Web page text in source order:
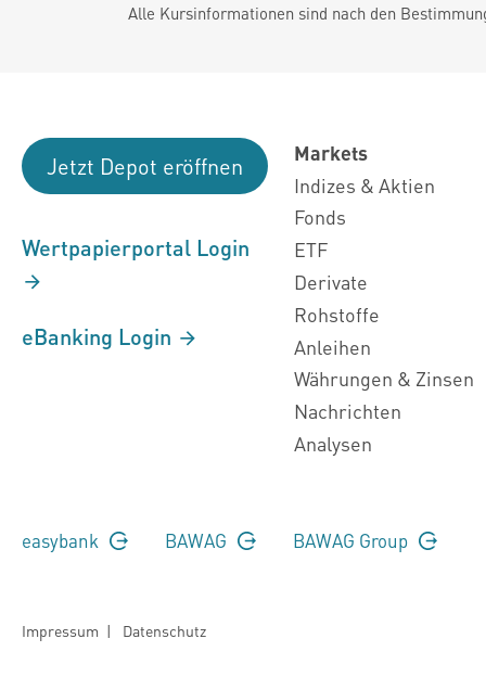
Alle Kursinformationen sind nach den
Jetzt Depot eröffnen
Wertpapierportal Login
eBanking Login
Markets
Indizes & Aktien
Fonds
ETF
Derivate
Rohstoffe
Anleihen
Währungen & Zinsen
Nachrichten
Analysen
easybank BAWAG BAWAG Group
Impressum | Datenschutz